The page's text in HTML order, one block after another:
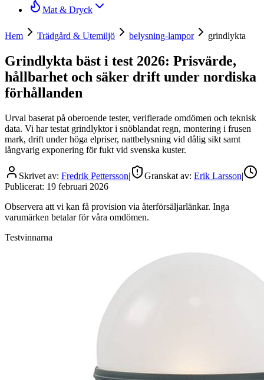
Mat & Dryck
Hem Trädgård & Utemiljö belysning-lampor grindlykta
Grindlykta bäst i test 2026: Prisvärde,
hållbarhet och säker drift under nordiska
förhållanden
Urval baserat på oberoende tester, verifierade omdömen och teknisk
data. Vi har testat grindlyktor i snöblandat regn, montering i frusen
mark, drift under höga elpriser, nattbelysning vid dålig sikt samt
långvarig exponering för fukt vid svenska kuster.
Skrivet av: Fredrik Pettersson| Granskat av: Erik Larsson|
Publicerat: 19 februari 2026
Observera att vi kan få provision via återförsäljarlänkar. Inga
varumärken betalar för våra omdömen.
Testvinnarna